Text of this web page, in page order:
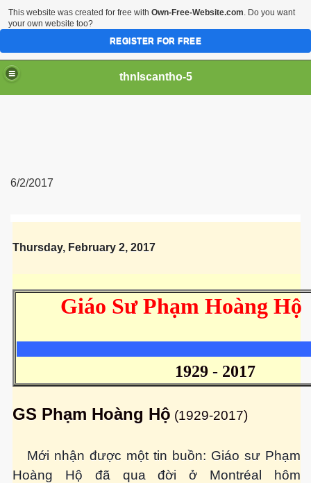
thnlscantho-5
6/2/2017
Thursday, February 2, 2017
Giáo Sư Phạm Hoàng Hộ
1929 - 2017
GS Phạm Hoàng Hộ (1929-2017)
Mới nhận được một tin buồn: Giáo sư Phạm
Hoàng Hộ đã qua đời ở Montréal hôm
sư
This website was created for free with Own-Free-Website.com. Do you want
your own website too?
REGISTER FOR FREE